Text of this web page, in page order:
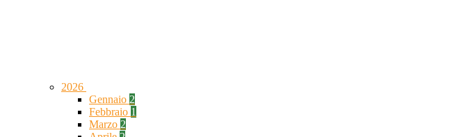
2026
Gennaio 2
Febbraio 1
Marzo 2